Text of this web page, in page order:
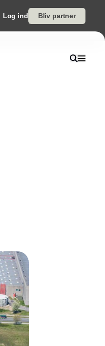
Log ind Bliv partner